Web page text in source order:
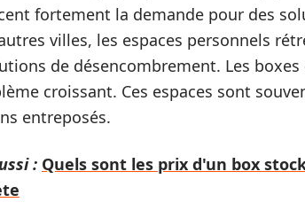
fortement la demande pour des
villes, les espaces personnels
de désencombrement. Les
croissant. Ces espaces sont
entreposés.
: Quels sont les prix d'un box